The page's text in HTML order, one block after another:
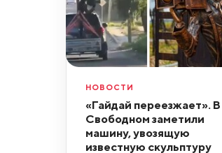
НОВОСТИ
«Гайдай переезжает». В
Свободном заметили
машину, увозящую
известную скульптуру